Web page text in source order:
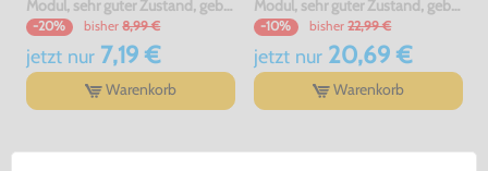
Modul, sehr guter Zustand, gebraucht
-20% bisher 8,99 €
jetzt nur7,19 €
Warenkorb
Modul, sehr guter Zustand, gebraucht
-10% bisher 22,99 €
jetzt nur20,69 €
Warenkorb